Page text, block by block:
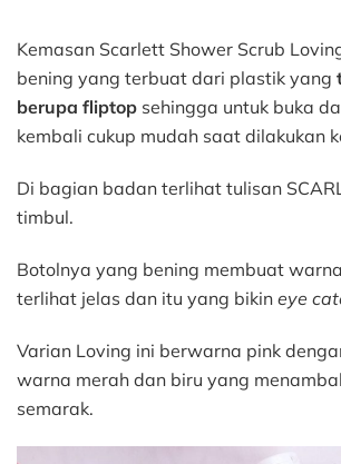
Kemasan Scarlett Shower Scrub
bening yang terbuat dari plastik yang
berupa fliptop sehingga untuk buka
kembali cukup mudah saat dilakukan
Di bagian badan terlihat tulisan
timbul.
Botolnya yang bening membuat
terlihat jelas dan itu yang bikin eye
Varian Loving ini berwarna pink
warna merah dan biru yang
semarak.